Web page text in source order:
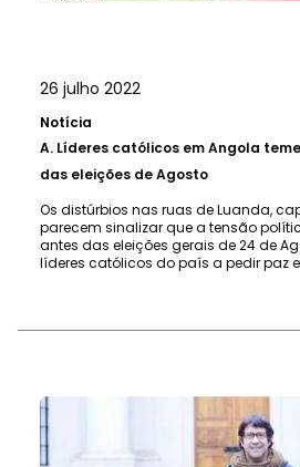
26 julho 2022
Notícia
A. Líderes católicos em Angola
das eleições de Agosto
Os distúrbios nas ruas de Luanda,
parecem sinalizar que a tensão
antes das eleições gerais de 24 de
líderes católicos do país a pedir paz